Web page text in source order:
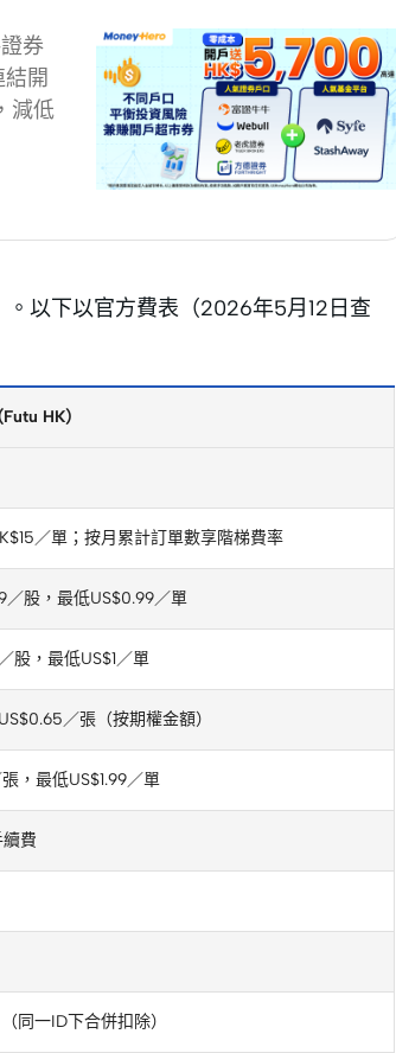
券
開
減低
以下以官方費表（2026年5月12日查
HK）
／單；按月累計訂單數享階梯費率
／股，最低US$0.99／單
股，最低US$1／單
／張（按期權金額）
，最低US$1.99／單
費
同一ID下合併扣除）